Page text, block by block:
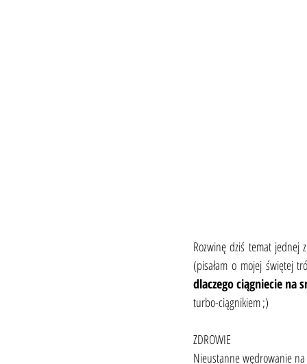
Rozwinę dziś temat jednej
(pisałam o mojej świętej
dlaczego ciągniecie na
turbo-ciągnikiem ;)
ZDROWIE
Nieustanne wędrowanie na